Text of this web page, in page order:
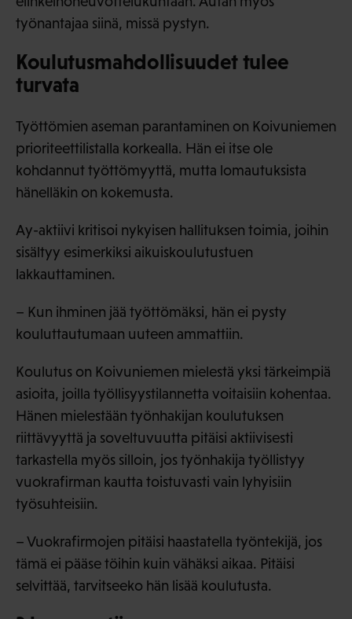
työnantajaa siinä, missä pystyn.
Koulutusmahdollisuudet tulee
turvata
Työttömien aseman parantaminen on Koivuniemen
prioriteettilistalla korkealla. Hän ei itse ole
kohdannut työttömyyttä, mutta lomautuksista
hänelläkin on kokemusta.
Ay-aktiivi kritisoi nykyisen hallituksen toimia, joihin
sisältyy esimerkiksi aikuiskoulutustuen
lakkauttaminen.
– Kun ihminen jää työttömäksi, hän ei pysty
kouluttautumaan uuteen ammattiin.
Koulutus on Koivuniemen mielestä yksi tärkeimpiä
asioita, joilla työllisyystilannetta voitaisiin kohentaa.
Hänen mielestään työnhakijan koulutuksen
riittävyyttä ja soveltuvuutta pitäisi aktiivisesti
tarkastella myös silloin, jos työnhakija työllistyy
vuokrafirman kautta toistuvasti vain lyhyisiin
työsuhteisiin.
– Vuokrafirmojen pitäisi haastatella työntekijä, jos
tämä ei pääse töihin kuin vähäksi aikaa. Pitäisi
selvittää, tarvitseeko hän lisää koulutusta.